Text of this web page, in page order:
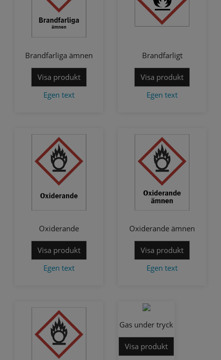
Brandfarliga ämnen
Visa produkt
Egen text
Brandfarligt
Visa produkt
Egen text
Oxiderande
Visa produkt
Egen text
Oxiderande ämnen
Visa produkt
Egen text
Gas under tryck
Visa produkt